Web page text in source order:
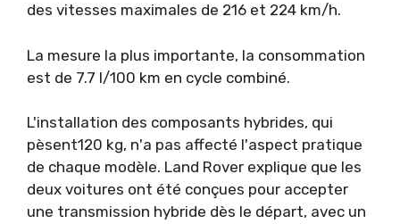
des vitesses maximales de 216 et 224 km/h.
La mesure la plus importante, la consommation
est de 7.7 l/100 km en cycle combiné.
L'installation des composants hybrides, qui
pèsent120 kg, n'a pas affecté l'aspect pratique
de chaque modèle. Land Rover explique que les
deux voitures ont été conçues pour accepter
une transmission hybride dès le départ, avec un